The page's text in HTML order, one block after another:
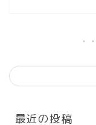
最近の投稿